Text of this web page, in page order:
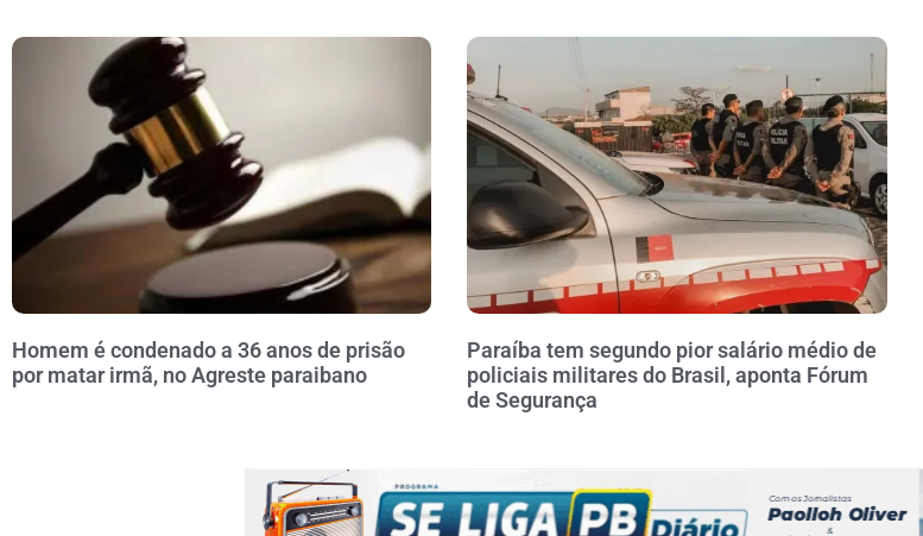
Homem é condenado a 36 anos de prisão
por matar irmã, no Agreste paraibano
Paraíba tem segundo pior salário médio de
policiais militares do Brasil, aponta Fórum
de Segurança